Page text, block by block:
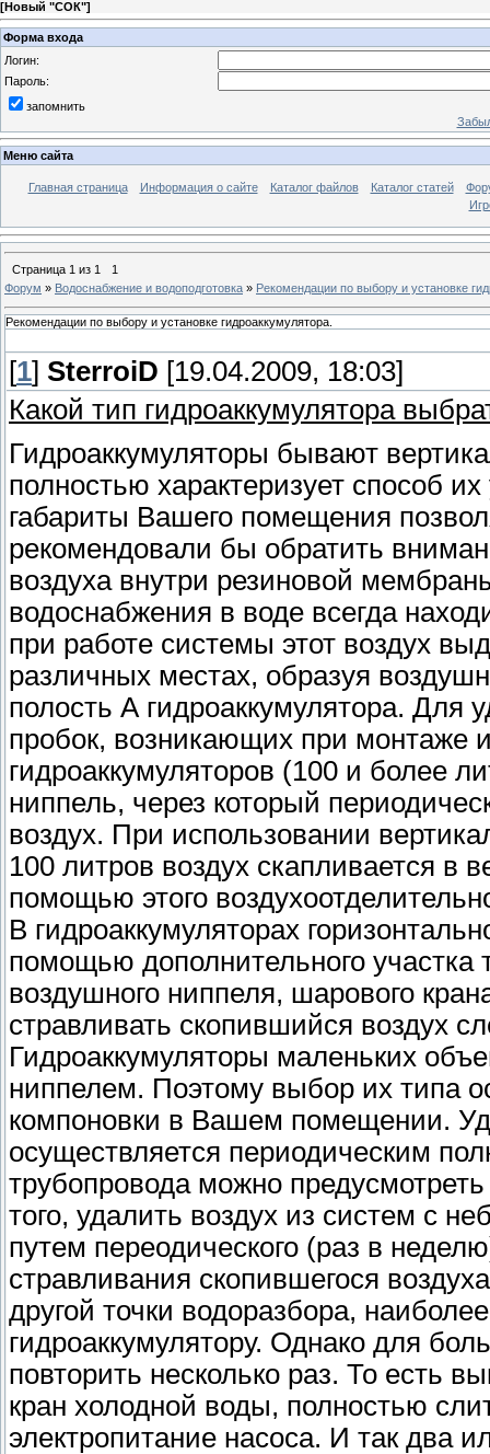
[Новый "СОК"]
Форма входа
Логин:
Пароль:
запомнить
Меню сайта
Главная страница Информация о сайте Каталог файлов Каталог статей
Страница 1 из 1
1
Форум » Водоснабжение и водоподготовка » Рекомендации по выбору и установке
Рекомендации по выбору и установке гидроаккумулятора.
[1] SterroiD [19.04.2009, 18:03]
Какой тип гидроаккумулятора
Гидроаккумуляторы бывают
полностью характеризует способ
габариты Вашего помещения
рекомендовали бы обратить
воздуха внутри резиновой
водоснабжения в воде всегда
при работе системы этот воздух
различных местах, образуя
полость А гидроаккумулятора. Для
пробок, возникающих при монтаже
гидроаккумуляторов (100 и более
ниппель, через который
воздух. При использовании
100 литров воздух скапливается в
помощью этого
В гидроаккумуляторах
помощью дополнительного участка
воздушного ниппеля, шарового
стравливать скопившийся воздух
Гидроаккумуляторы маленьких
ниппелем. Поэтому выбор их типа
компоновки в Вашем помещении.
осуществляется периодическим
трубопровода можно
того, удалить воздух из систем с
путем переодического (раз в
стравливания скопившегося
другой точки водоразбора,
гидроаккумулятору. Однако для
повторить несколько раз. То есть
кран холодной воды, полностью
электропитание насоса. И так два